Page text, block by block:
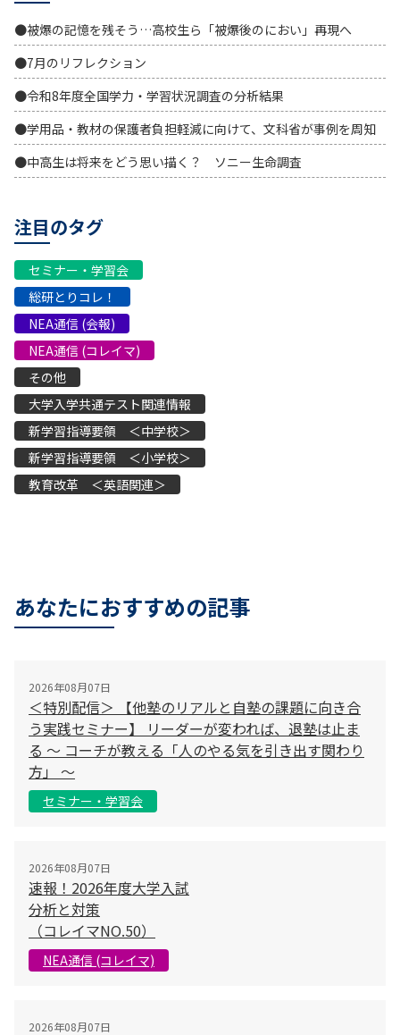
●被爆の記憶を残そう…高校生ら「被爆後のにおい」再現へ
●7月のリフレクション
●令和8年度全国学力・学習状況調査の分析結果
●学用品・教材の保護者負担軽減に向けて、文科省が事例を周知
●中高生は将来をどう思い描く？ ソニー生命調査
注目のタグ
セミナー・学習会
総研とりコレ！
NEA通信 (会報)
NEA通信 (コレイマ)
その他
大学入学共通テスト関連情報
新学習指導要領 ＜中学校＞
新学習指導要領 ＜小学校＞
教育改革 ＜英語関連＞
あなたにおすすめの記事
2026年08月07日
＜特別配信＞ 【他塾のリアルと自塾の課題に向き合
う実践セミナー】 リーダーが変われば、退塾は止ま
る 〜 コーチが教える「人のやる気を引き出す関わり
方」 〜
セミナー・学習会
2026年08月07日
速報！2026年度大学入試
分析と対策
（コレイマNO.50）
NEA通信 (コレイマ)
2026年08月07日